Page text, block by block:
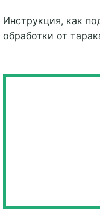
Инструкция, как
обработки от